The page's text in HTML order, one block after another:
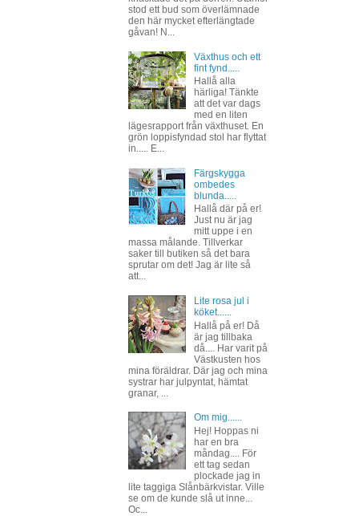
stod ett bud som överlämnade
den här mycket efterlängtade
gåvan! N...
Växthus och ett
fint fynd.....
Hallå alla
härliga! Tänkte
att det var dags
med en liten
lägesrapport från växthuset. En
grön loppisfyndad stol har flyttat
in..... E...
Färgskygga
ombedes
blunda.....
Hallå där på er!
Just nu är jag
mitt uppe i en
massa målande. Tillverkar
saker till butiken så det bara
sprutar om det! Jag är lite så
att...
Lite rosa jul i
köket......
Hallå på er! Då
är jag tillbaka
då.... Har varit på
Västkusten hos
mina föräldrar. Där jag och mina
systrar har julpyntat, hämtat
granar, ...
Om mig......
Hej! Hoppas ni
har en bra
måndag.... För
ett tag sedan
plockade jag in
lite taggiga Slånbärkvistar. Ville
se om de kunde slå ut inne...
Oc...